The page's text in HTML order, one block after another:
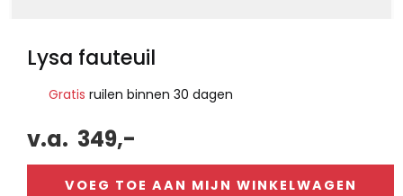
Lysa fauteuil
Gratis ruilen binnen 30 dagen
v.a. 349,-
VOEG TOE AAN MIJN WINKELWAGEN